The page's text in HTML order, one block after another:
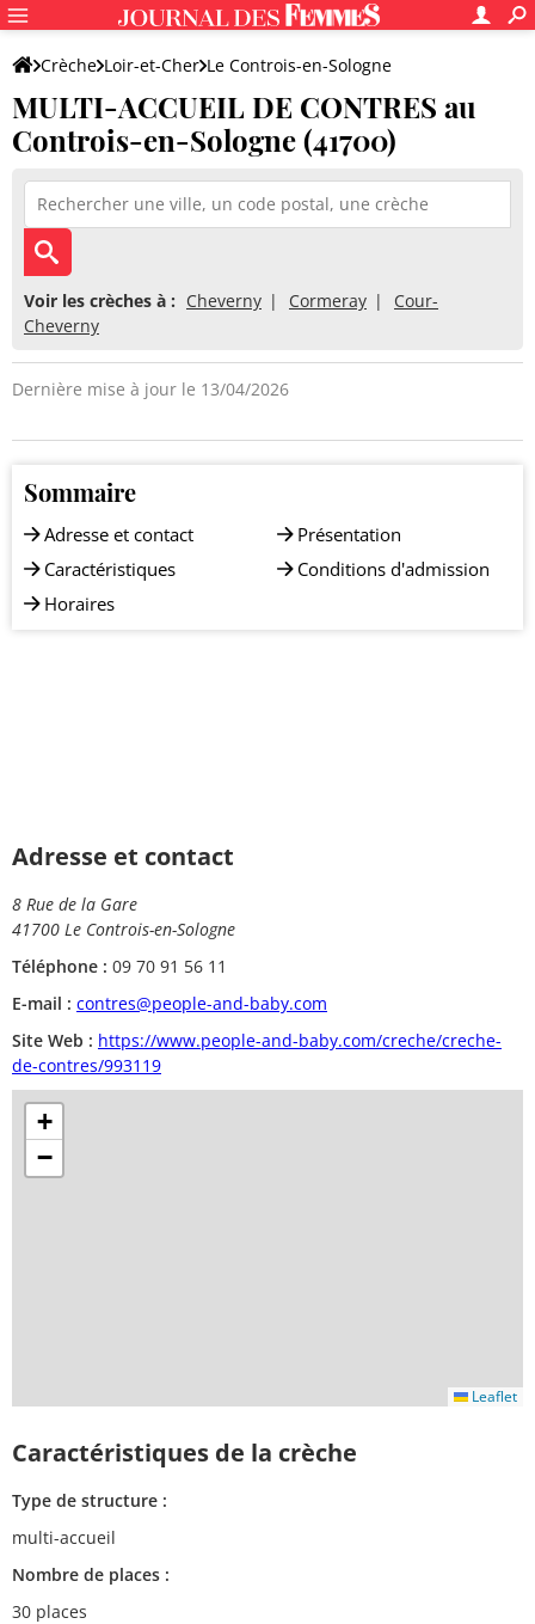
Crèche Loir-et-Cher Le Controis-en-Sologne
MULTI-ACCUEIL DE CONTRES
MULTI-ACCUEIL DE CONTRES au
Controis-en-Sologne (41700)
Voir les crèches à : Cheverny Cormeray
Cour-
Cheverny
Dernière mise à jour le 13/04/2026
Sommaire
Adresse et contact
Caractéristiques
Horaires
Présentation
Conditions d'admission
Adresse et contact
8 Rue de la Gare
41700 Le Controis-en-Sologne
Téléphone : 09 70 91 56 11
E-mail : contres@people-and-baby.com
Site Web : https://www.people-and-baby.com/creche/creche-
de-contres/993119
+
−
Leaflet
Caractéristiques de la crèche
Type de structure :
multi-accueil
Nombre de places :
30 places